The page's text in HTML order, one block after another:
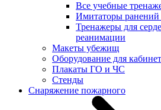
Все учебные
Имитаторы
Тренажеры для
реанимации
Макеты убежищ
Оборудование для
Плакаты ГО и ЧС
Стенды
Снаряжение пожарного